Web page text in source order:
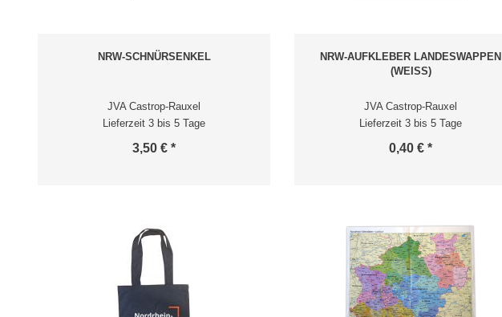
NRW-SCHNÜRSENKEL
JVA Castrop-Rauxel
Lieferzeit 3 bis 5 Tage
3,50 € *
NRW-AUFKLEBER LANDESWAPPEN
(WEISS)
JVA Castrop-Rauxel
Lieferzeit 3 bis 5 Tage
0,40 € *